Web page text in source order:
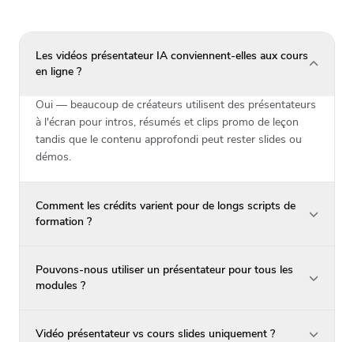
Les vidéos présentateur IA conviennent-elles aux cours
en ligne ?
Oui — beaucoup de créateurs utilisent des présentateurs
à l'écran pour intros, résumés et clips promo de leçon
tandis que le contenu approfondi peut rester slides ou
démos.
Comment les crédits varient pour de longs scripts de
formation ?
Pouvons-nous utiliser un présentateur pour tous les
modules ?
Vidéo présentateur vs cours slides uniquement ?